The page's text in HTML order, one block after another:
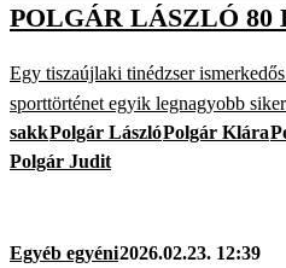
POLGÁR LÁSZLÓ 80
Egy tiszaújlaki tinédzser
sporttörténet egyik legnagyobb
sakkPolgár LászlóPolgár Klára
Polgár Judit
Egyéb egyéni2026.02.23. 12:39